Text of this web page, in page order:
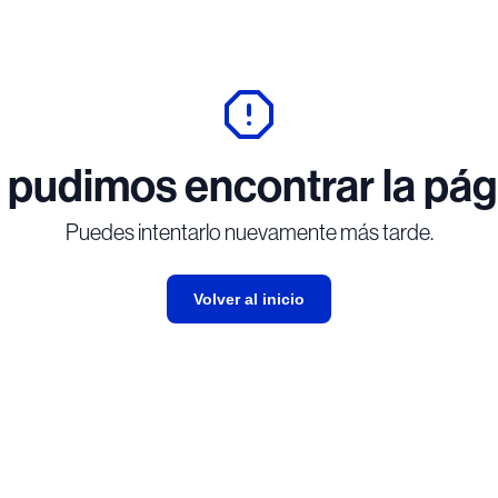
encontrar la
Puedes intentarlo nuevamente más tarde.
Volver al inicio